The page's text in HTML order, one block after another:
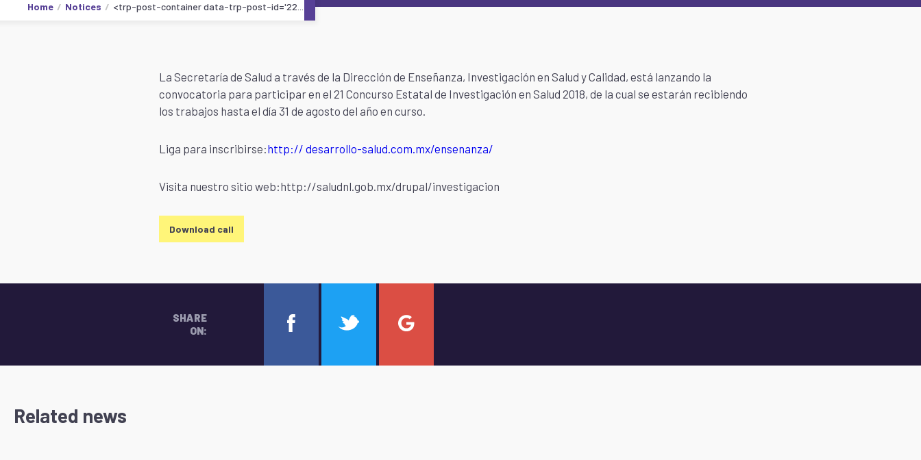
Home Notices <trp-post-container data-trp-post-id='22...
La Secretaría de Salud a través de la Dirección de Enseñanza, Investigación en Salud y Calidad, está lanzando la
convocatoria para participar en el 21 Concurso Estatal de Investigación en Salud 2018, de la cual se estarán recibiendo
los trabajos hasta el día 31 de agosto del año en curso.
Liga para inscribirse:http:// desarrollo-salud.com.mx/ensenanza/
Visita nuestro sitio web:http://saludnl.gob.mx/drupal/investigacion
Download call
SHARE
ON:
Related news